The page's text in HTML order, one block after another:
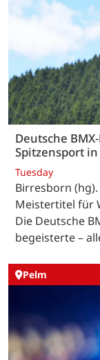
Deutsche
Spitzensport
Tuesday
Birresborn
Meistertitel für
Die Deutsche
begeisterte –
Pelm